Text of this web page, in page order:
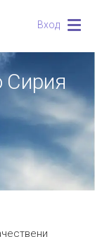
Вход
Сирия